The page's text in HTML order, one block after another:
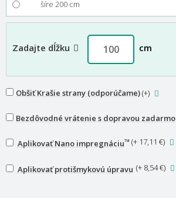
šíre 200 cm
Zadajte dĺžku cm
Obšiť Krašie strany (odporúčame)(+)
Aplikovať Nano impregnáciu™ (+ 17,11 €)
Aplikovať protišmykovú úpravu (+ 8,54 €)
Bezdôvodné vrátenie s dopravou zadarmo